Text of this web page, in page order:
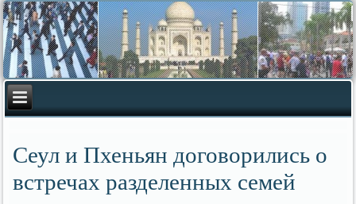
Сеул и Пхеньян договорились о
встречах разделенных семей